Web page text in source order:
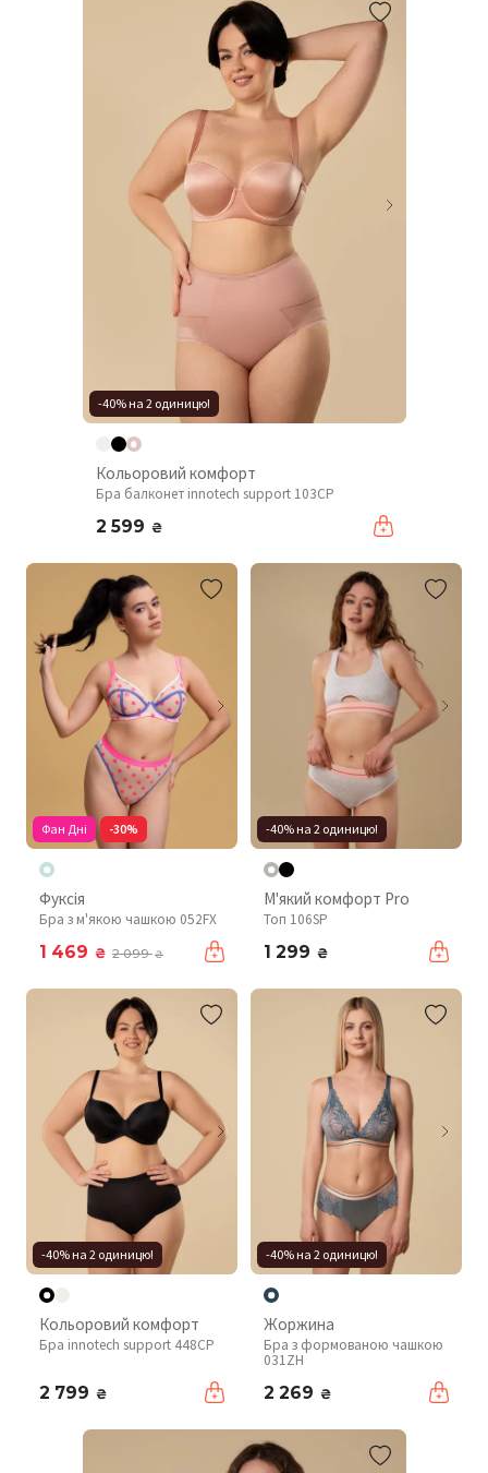
-40% на 2 одиницю!
Кольоровий комфорт
Бра балконет innotech support 103CP
2 599 ₴
Фан Дні -30%
Фуксія
Бра з м'якою чашкою 052FX
1 469 ₴ 2 099₴
-40% на 2 одиницю!
М'який комфорт Pro
Топ 106SP
1 299 ₴
-40% на 2 одиницю!
Кольоровий комфорт
Бра innotech support 448CP
2 799 ₴
-40% на 2 одиницю!
Жоржина
Бра з формованою чашкою
031ZH
2 269 ₴